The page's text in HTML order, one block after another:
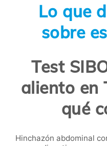
Lo que
sobre
Test
aliento en
qué
Hinchazón abdominal